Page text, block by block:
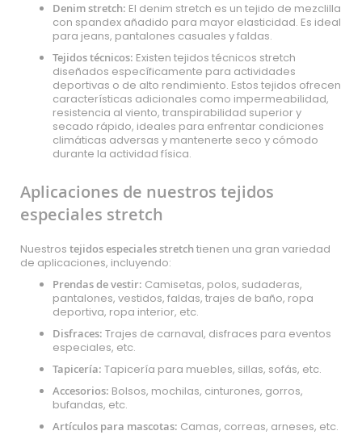
Denim stretch: El denim stretch es un tejido de mezclilla
con spandex añadido para mayor elasticidad. Es ideal
para jeans, pantalones casuales y faldas.
Tejidos técnicos: Existen tejidos técnicos stretch
diseñados específicamente para actividades
deportivas o de alto rendimiento. Estos tejidos ofrecen
características adicionales como impermeabilidad,
resistencia al viento, transpirabilidad superior y
secado rápido, ideales para enfrentar condiciones
climáticas adversas y mantenerte seco y cómodo
durante la actividad física.
Aplicaciones de nuestros tejidos
especiales stretch
Nuestros tejidos especiales stretchtienen una gran variedad
de aplicaciones, incluyendo:
Prendas de vestir: Camisetas, polos, sudaderas,
pantalones, vestidos, faldas, trajes de baño, ropa
deportiva, ropa interior, etc.
Disfraces: Trajes de carnaval, disfraces para eventos
especiales, etc.
Tapicería: Tapicería para muebles, sillas, sofás, etc.
Accesorios: Bolsos, mochilas, cinturones, gorros,
bufandas, etc.
Artículos para mascotas: Camas, correas, arneses, etc.